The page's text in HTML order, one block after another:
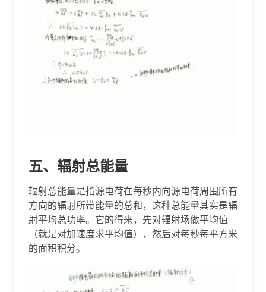
五、辐射总能量
辐射总能量是指源电荷在每秒内向源电荷周围所有
方向的辐射所带能量的总和，这种总能量其实是辐
射平均总功率。它的得来，先对辐射场做平均值
（就是对加速度求平均值），然后对每秒每平方米
的面积积分。